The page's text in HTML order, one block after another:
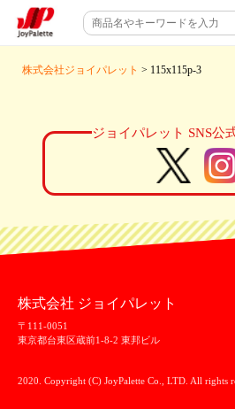
株式会社ジョイパレット > 115x115p-3
ジョイパレット SNS公
株式会社 ジョイパレット
〒111-0051
東京都台東区蔵前1-8-2 東邦ビル
2020. Copyright (C) JoyPalette Co., LTD. All rights